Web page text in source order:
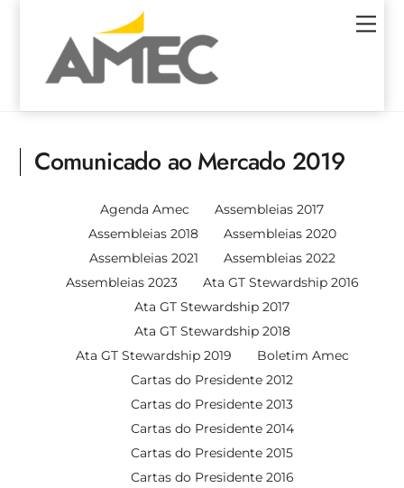
Comunicado ao Mercado 2019
Agenda Amec
Assembleias 2017
Assembleias 2018
Assembleias 2020
Assembleias 2021
Assembleias 2022
Assembleias 2023
Ata GT Stewardship 2016
Ata GT Stewardship 2017
Ata GT Stewardship 2018
Ata GT Stewardship 2019
Boletim Amec
Cartas do Presidente 2012
Cartas do Presidente 2013
Cartas do Presidente 2014
Cartas do Presidente 2015
Cartas do Presidente 2016